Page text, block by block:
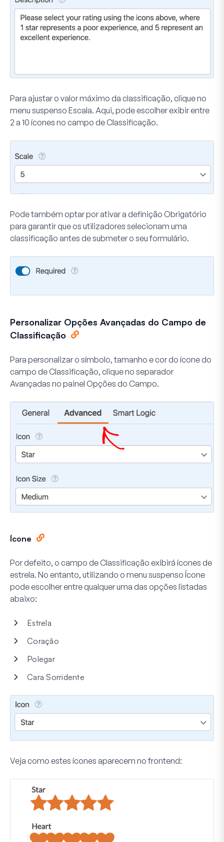
Para ajustar o valor máximo da classificação, clique no
menu suspenso Escala. Aqui, pode escolher exibir entre
2 a 10 ícones no campo de Classificação.
Pode também optar por ativar a definição Obrigatório
para garantir que os utilizadores selecionam uma
classificação antes de submeter o seu formulário.
Personalizar Opções Avançadas do Campo de
Classificação
Para personalizar o símbolo, tamanho e cor do ícone do
campo de Classificação, clique no separador
Avançadas no painel Opções do Campo.
Ícone
Por defeito, o campo de Classificação exibirá ícones de
estrela. No entanto, utilizando o menu suspenso Ícone
pode escolher entre qualquer uma das opções listadas
abaixo:
Estrela
Coração
Polegar
Cara Sorridente
Veja como estes ícones aparecem no frontend: